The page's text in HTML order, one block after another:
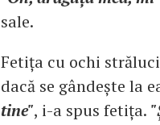
sale.
Fetița cu ochi
dacă se gândește la
tine", i-a spus fetița.